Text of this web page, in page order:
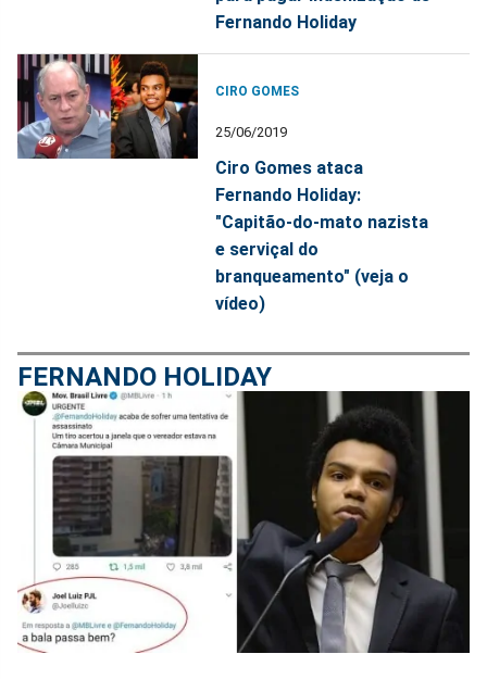
Fernando Holiday
CIRO GOMES
25/06/2019
Ciro Gomes ataca
Fernando Holiday:
"Capitão-do-mato nazista
e serviçal do
branqueamento" (veja o
vídeo)
FERNANDO HOLIDAY